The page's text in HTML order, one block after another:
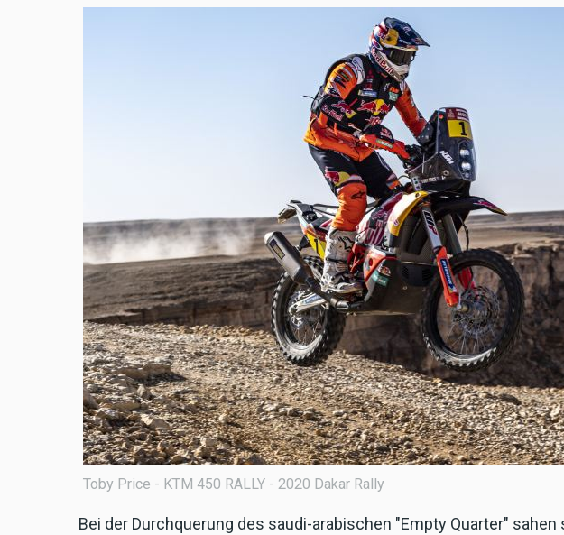
Toby Price - KTM 450 RALLY - 2020 Dakar Rally
Bei der Durchquerung des saudi-arabischen "Empty Quarter"